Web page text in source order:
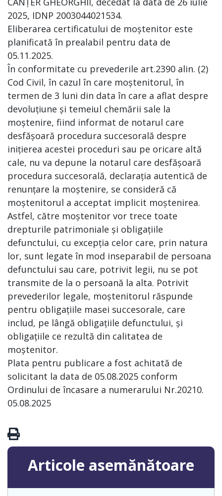
2025, IDNP 2003044021534.
Eliberarea certificatului de moștenitor este
planificată în prealabil pentru data de
05.11.2025.
În conformitate cu prevederile art.2390 alin. (2)
Cod Civil, în cazul în care moștenitorul, în
termen de 3 luni din data în care a aflat despre
devoluțiune și temeiul chemării sale la
moștenire, fiind informat de notarul care
desfășoară procedura succesorală despre
inițierea acestei proceduri sau pe oricare altă
cale, nu va depune la notarul care desfășoară
procedura succesorală, declarația autentică de
renunțare la moștenire, se consideră că
moștenitorul a acceptat implicit moștenirea.
Astfel, către moștenitor vor trece toate
drepturile patrimoniale și obligațiile
defunctului, cu excepția celor care, prin natura
lor, sunt legate în mod inseparabil de persoana
defunctului sau care, potrivit legii, nu se pot
transmite de la o persoană la alta. Potrivit
prevederilor legale, moștenitorul răspunde
pentru obligațiile masei succesorale, care
includ, pe lângă obligațiile defunctului, și
obligațiile ce rezultă din calitatea de
moștenitor.
Plata pentru publicare a fost achitată de
solicitant la data de 05.08.2025 conform
Ordinului de încasare a numerarului Nr.20210.
05.08.2025
Articole asemănătoare